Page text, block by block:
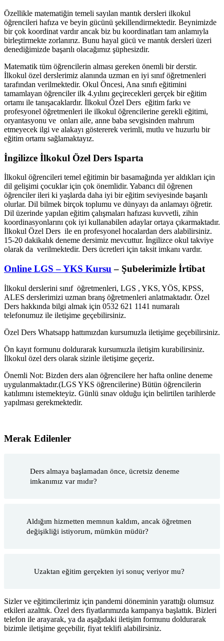
Özellikle matematiğin temeli sayılan mantık dersleri ilkokul
öğrencileri hafıza ve beyin gücünü şekillendirmektedir. Beynimizde
bir çok koordinat vardır ancak biz bu koordinatları tam anlamıyla
birleştirmekte zorlanırız. Bunu hayal gücü ve mantık dersleri üzeri
denediğimizde başarılı olacağımız şüphesizdir.
Matematik tüm öğrencilerin alması gereken önemli bir derstir.
İlkokul özel derslerimiz alanında uzman en iyi sınıf öğretmenleri
tarafından verilmektedir. Okul Öncesi, Ana sınıfı eğitimini
tamamlayan öğrenciler ilk 4.yılını geçirecekleri gerçek bir eğitim
ortamı ile tanışacaklardır. İlkokul Özel Ders eğitim farkı ve
profesyonel öğretmenleri ile ilkokul öğrencilerine gerekli eğitimi,
oryantasyonu ve onları aile, anne baba sevgisinden mahrum
etmeyecek ilgi ve alakayı göstererek verimli, mutlu ve huzurlu bir
eğitim ortamı sağlamaktayız.
İngilizce İlkokul Özel Ders Isparta
İlkokul öğrencileri temel eğitimin bir basamağında yer aldıkları için
dil gelişimi çocuklar için çok önemlidir. Yabancı dil öğrenen
öğrenciler ileri ki yaşlarda daha iyi bir eğitim seviyesinde başarılı
olurlar. Dil bilmek birçok toplumu ve dünyayı da anlamayı öğretir.
Dil üzerinde yapılan eğitim çalışmaları hafızası kuvvetli, zihin
koordinasyonlarını çok iyi kullanabilen adaylar ortaya çıkarmaktadır.
İlkokul Özel Ders ile en profesyonel hocalardan ders alabilirsiniz.
15-20 dakikalık deneme dersimiz mevcuttur. İngilizce okul takviye
olarak da verilmektedir. Ders ücretleri için taksit imkanı vardır.
Online LGS – YKS Kursu – Şubelerimizle İrtibat
İlkokul derslerini sınıf öğretmenleri, LGS , YKS, YÖS, KPSS,
ALES derslerimizi uzman branş öğretmenleri anlatmaktadır. Özel
Ders hakkında bilgi almak için 0532 621 1141 numaralı
telefonumuz ile iletişime geçebilirsiniz.
Özel Ders Whatsapp hattımızdan kursumuzla iletişime geçebilirsiniz.
Ön kayıt formunu doldurarak kursumuzla iletişim kurabilirsiniz.
İlkokul özel ders olarak sizinle iletişime geçeriz.
Önemli Not: Bizden ders alan öğrencilere her hafta online deneme
uygulanmaktadır.(LGS YKS öğrencilerine) Bütün öğrencilerin
katılımını istemekteyiz. Günlü sınav olduğu için belirtilen tarihlerde
yapılması gerekmektedir.
Merak Edilenler
Ders almaya başlamadan önce, ücretsiz deneme
imkanımız var mıdır?
Aldığım hizmetten memnun kaldım, ancak öğretmen
değişikliği istiyorum, mümkün müdür?
Uzaktan eğitim gerçekten iyi sonuç veriyor mu?
Sizler ve eğitimcilerimiz için pandemi döneminin yarattığı olumsuz
etkileri azalttık. Özel ders fiyatlarımızda kampanya başlattık. Bizleri
telefon ile arayarak, ya da aşağıdaki iletişim formunu doldurarak
bizimle iletişime geçebilir, fiyat teklifi alabilirsiniz.